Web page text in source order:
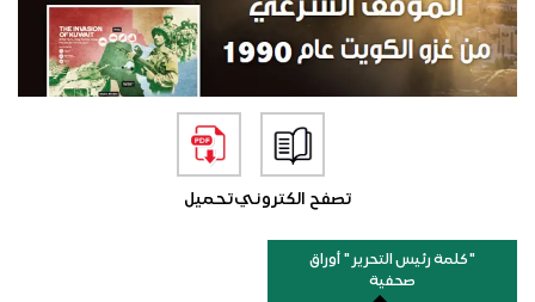
تصفح الكترونيتحميل
"كلمة رئيس التحرير " أوراق
صحفية